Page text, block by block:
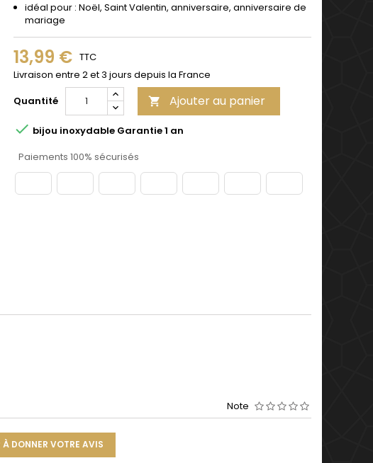
idéal pour : Noël, Saint Valentin, anniversaire, anniversaire de
mariage
13,99 € TTC
Livraison entre 2 et 3 jours depuis la France
Quantité
 Ajouter au panier
 bijou inoxydable Garantie 1 an
Paiements 100% sécurisés
Note
À DONNER VOTRE AVIS